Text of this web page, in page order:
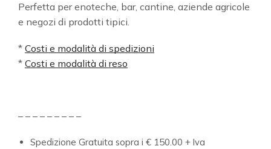
Perfetta per enoteche, bar, cantine, aziende agricole
e negozi di prodotti tipici.
* Costi e modalità di spedizioni
* Costi e modalità di reso
– – – – – – – – –
Spedizione Gratuita sopra i € 150.00 + Iva